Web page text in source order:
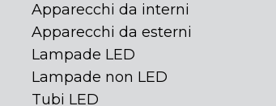
Apparecchi da interni
Apparecchi da esterni
Lampade LED
Lampade non LED
Tubi LED